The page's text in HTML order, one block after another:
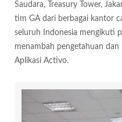
Saudara, Treasury Tower,
tim GA dari berbagai kantor
seluruh Indonesia mengikuti
menambah pengetahuan
Aplikasi Activo.